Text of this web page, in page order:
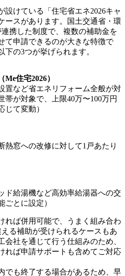
設けている「住宅省エネ2026キャ
ースがあります。国土交通省・環
携した制度で、複数の補助金を
て申請できるのが大きな特徴で
の3つが挙げられます。
住宅2026）
置など省エネリフォーム全般が対
帯が対象で、上限40万〜100万円
じて変動）
熱窓への改修に対して1戸あたり
ド給湯機など高効率給湯器への交
ごとに設定）
れば併用可能で、うまく組み合わ
る補助が受けられるケースもあ
会社を通じて行う仕組みのため、
れば申請サポートも含めてご対応
でも終了する場合があるため、早